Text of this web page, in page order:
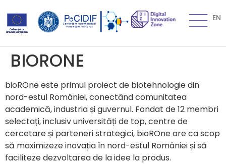
EN
BIORONE
bioROne este primul proiect de biotehnologie din
nord-estul României, conectând comunitatea
academică, industria și guvernul. Fondat de 12 membri
selectați, inclusiv universități de top, centre de
cercetare și parteneri strategici, bioROne are ca scop
să maximizeze inovația în nord-estul României și să
faciliteze dezvoltarea de la idee la produs.